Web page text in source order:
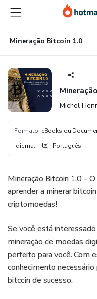
para
conteúdo
principal
para
pagamento
para
rodapé
Mineração Bitcoin 1.0
Michel
Formato: eBooks ou
Idioma: Português
Mineração Bitcoin 1.0 -
aprender a minerar
criptomoedas!
Se você está
mineração de moedas
perfeito para você. Com
conhecimento
bitcoin de sucesso.